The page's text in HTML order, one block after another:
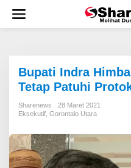
w
Bupati Indra
Tetap Patuhi
Sharenews
28 Maret 2021
Eksekutif Gorontalo Utara